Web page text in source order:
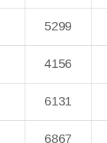
5299
4156
6131
6867